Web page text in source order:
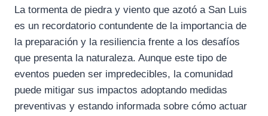
La tormenta de piedra y viento que azotó a San Luis
es un recordatorio contundente de la importancia de
la preparación y la resiliencia frente a los desafíos
que presenta la naturaleza. Aunque este tipo de
eventos pueden ser impredecibles, la comunidad
puede mitigar sus impactos adoptando medidas
preventivas y estando informada sobre cómo actuar